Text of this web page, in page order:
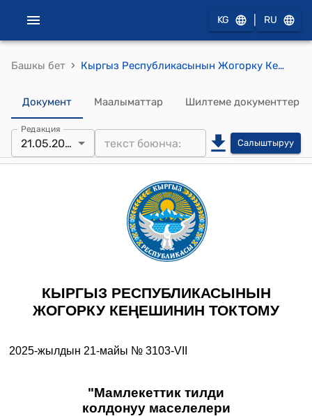
KG RU
Башкы бет › Кыргыз Республикасынын Жогорку Кеңешинин 2025-жылдын 21-майындагы № 3103-VII "Мамлекеттик тилди колдонуу маселелери боюнча Кыргыз Республикасынын айрым мыйзам актыларына өзгөртүүлөрдү киргизүү жөнүндө" Кыргыз Республикасынын Мыйзамынын долбоорун биринчи окууда кабыл алуу тууралуу" токтому
Документ Маалыматтар Шилтеме документтер
Редакция
21.05.2025 Салыштыруу